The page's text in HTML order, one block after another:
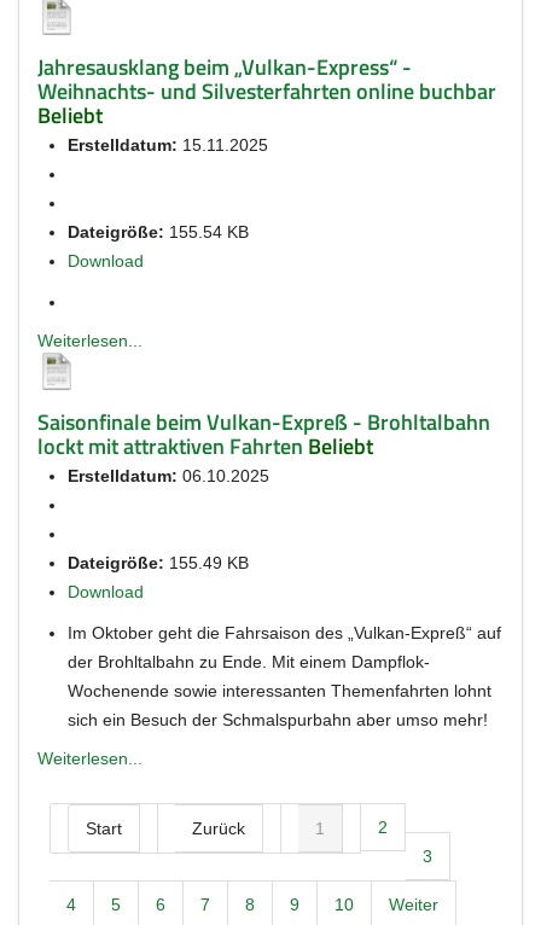
Jahresausklang beim „Vulkan-Express“ -
Weihnachts- und Silvesterfahrten online buchbar
Beliebt
Erstelldatum: 15.11.2025
Dateigröße: 155.54 KB
Download
Weiterlesen...
Saisonfinale beim Vulkan-Expreß - Brohltalbahn
lockt mit attraktiven Fahrten Beliebt
Erstelldatum: 06.10.2025
Dateigröße: 155.49 KB
Download
Im Oktober geht die Fahrsaison des „Vulkan-Expreß“ auf
der Brohltalbahn zu Ende. Mit einem Dampflok-
Wochenende sowie interessanten Themenfahrten lohnt
sich ein Besuch der Schmalspurbahn aber umso mehr!
Weiterlesen...
Start Zurück 1
2
3
4 5 6 7 8 9 10 Weiter